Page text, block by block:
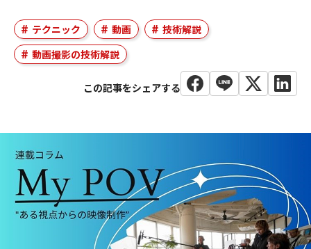
テクニック 動画
技術解説
動画撮影の技術解説